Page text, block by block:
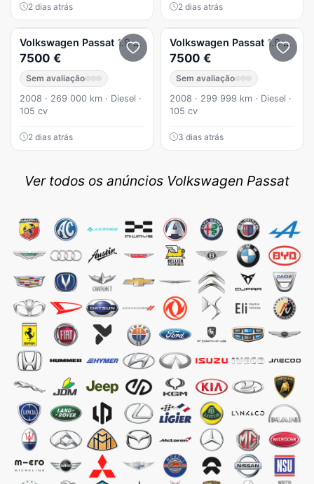
2 dias atrás 2 dias atrás
Volkswagen Passat 1.9 TDi Confortline
7500 €
Sem avaliação
2008 · 269 000 km · Diesel ·
105 cv
2 dias atrás
Volkswagen Passat 1.9 TDi Confortline
7500 €
Sem avaliação
2008 · 299 999 km · Diesel ·
105 cv
3 dias atrás
Ver todos os anúncios Volkswagen Passat